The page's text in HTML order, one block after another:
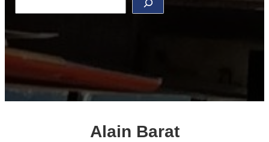
c
e
c
Alain Barat